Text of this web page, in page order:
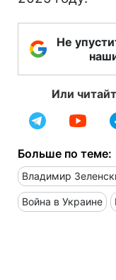
Не
Или
Больше по теме:
Владимир
Война в Украине